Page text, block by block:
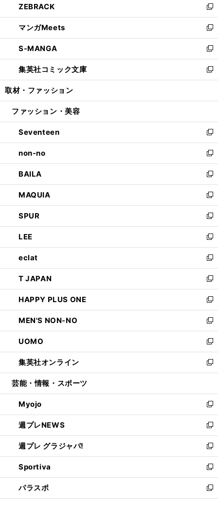
く
で
開
く
ド
ウ
で
開
く
ィ
ン
ド
ウ
で
開
く
い
ウ
ィ
ン
ド
ウ
で
開
ZEBRACK
新
し
い
ウ
ィ
ン
ド
ウ
開
マンガMeets
新
し
い
ウ
ィ
ン
ウ
開
く
S-MANGA
新
し
い
ウ
ン
ウ
で
開
く
集英社コミック文庫
新
し
ウ
ン
ド
ウ
で
開
く
取材・ファッション
ファッション・美容
Seventeen
新
し
い
ウ
ィ
ン
ド
ウ
で
開
く
non-no
新
し
い
ウ
ィ
ン
ド
ウ
で
開
く
BAILA
新
し
い
ウ
ィ
ン
ド
ウ
で
開
く
MAQUIA
新
し
い
ウ
ィ
ン
ド
ウ
で
開
く
SPUR
新
し
い
ウ
ィ
ン
ド
ウ
で
開
く
LEE
新
し
い
ウ
ィ
ン
ド
ウ
で
開
く
eclat
新
し
い
ウ
ィ
ン
ド
ウ
で
開
く
T JAPAN
新
し
い
ウ
ィ
ン
ド
ウ
で
開
HAPPY PLUS ONE
新
し
い
ウ
ィ
ン
ド
ウ
開
く
MEN'S NON-NO
新
し
い
ウ
ィ
ン
ウ
で
開
く
UOMO
新
し
い
ウ
ン
ド
ウ
で
開
く
集英社オンライン
新
し
ウ
ィ
ン
ド
ウ
で
開
く
芸能・情報・スポーツ
Myojo
新
し
い
ウ
ィ
ン
ド
ウ
で
開
週プレNEWS
新
し
い
ウ
ィ
ン
ド
ウ
週プレ グラジャパ!
新
し
い
ウ
ィ
ン
Sportiva
新
し
い
ウ
パラスポ
新
し